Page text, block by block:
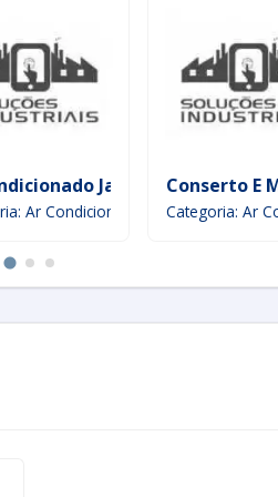
Janela
Ar Condicionado
Conserto E
Categoria: Ar